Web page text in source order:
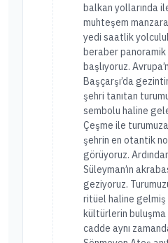
balkan yollarında
muhteşem
yedi saatlik yolculuk
beraber panoramik
başlıyoruz.
Başçarşı’da
şehri tanıtan
sembolu haline
Çeşme ile
şehrin en otantik
görüyoruz.
Süleyman’ın
geziyoruz.
ritüel haline gelmiş
kültürlerin buluşma
cadde aynı